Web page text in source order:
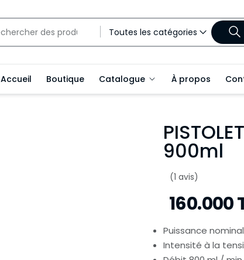
Toutes les catégories
Accueil Boutique Catalogue À propos
900ml
(1 avis)
160.000
Puissance
Intensité à la